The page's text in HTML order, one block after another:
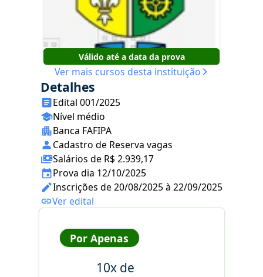
Válido até a data da prova
Ver mais cursos desta instituição
Detalhes
Edital 001/2025
Nível médio
Banca FAFIPA
Cadastro de Reserva vagas
Salários de R$ 2.939,17
Prova dia 12/10/2025
Inscrições de 20/08/2025 à 22/09/2025
Ver edital
Por Apenas
10x de